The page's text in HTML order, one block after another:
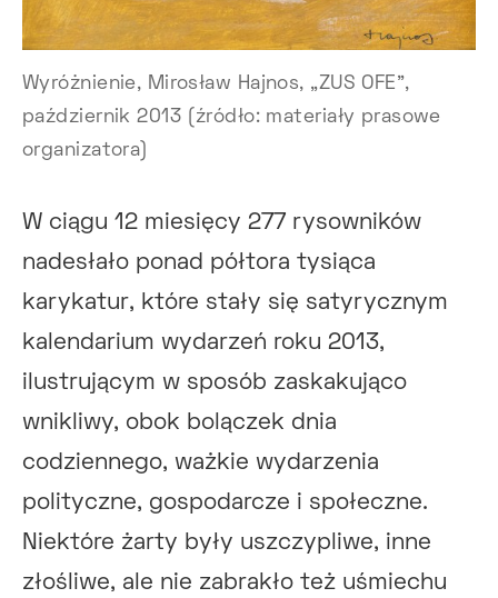
Wyróżnienie, Mirosław Hajnos, „ZUS OFE”,
październik 2013 (źródło: materiały prasowe
organizatora)
W ciągu 12 miesięcy 277 rysowników
nadesłało ponad półtora tysiąca
karykatur, które stały się satyrycznym
kalendarium wydarzeń roku 2013,
ilustrującym w sposób zaskakująco
wnikliwy, obok bolączek dnia
codziennego, ważkie wydarzenia
polityczne, gospodarcze i społeczne.
Niektóre żarty były uszczypliwe, inne
złośliwe, ale nie zabrakło też uśmiechu